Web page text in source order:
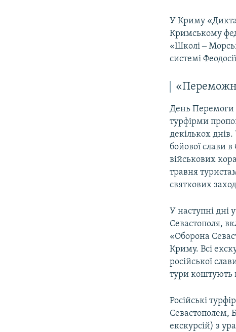
У Криму
Кримському
«Школі ‒
системі
День Перемоги
турфірми
декількох
бойової слави
військових
травня
святкових
У наступні дні
Севастополя,
«Оборона
Криму. Всі
російської
тури коштують
Російські
Севастополем,
екскурсій) з